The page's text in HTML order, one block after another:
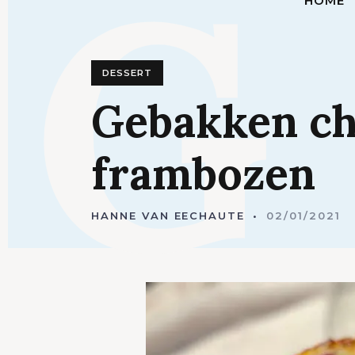
DESSERT
G
Gebakken
frambozen
HANNE VAN EECHAUTE 02/01/2021